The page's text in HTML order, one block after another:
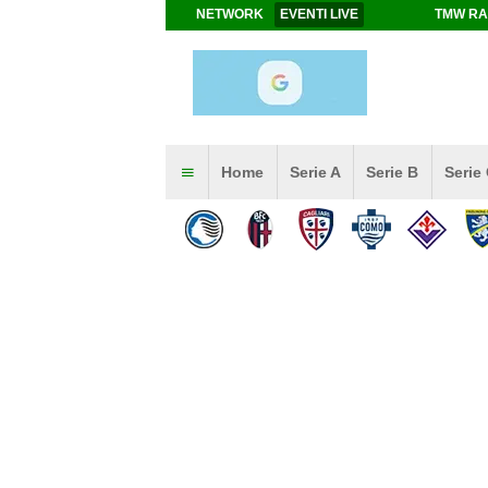
NETWORK EVENTI LIVE TMW
Home Serie A Serie B Serie